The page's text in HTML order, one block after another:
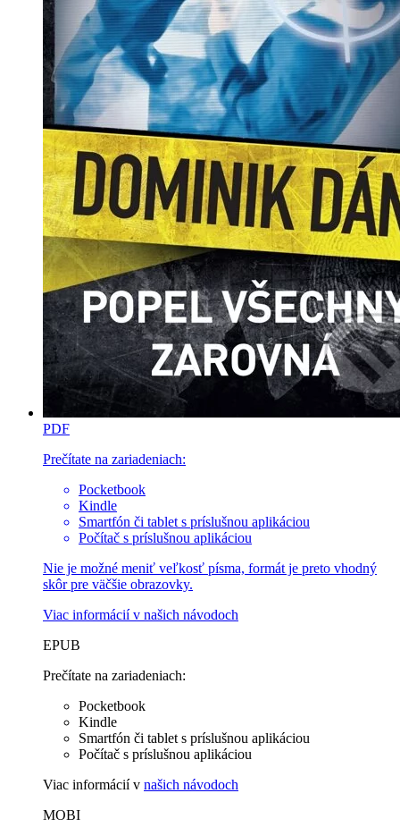
PDF
Prečítate na zariadeniach:
Pocketbook
Kindle
Smartfón či tablet s príslušnou aplikáciou
Počítač s príslušnou aplikáciou
Nie je možné meniť veľkosť písma, formát je preto vhodný
skôr pre väčšie obrazovky.
Viac informácií v našich návodoch
EPUB
Prečítate na zariadeniach:
Pocketbook
Kindle
Smartfón či tablet s príslušnou aplikáciou
Počítač s príslušnou aplikáciou
Viac informácií v našich návodoch
MOBI